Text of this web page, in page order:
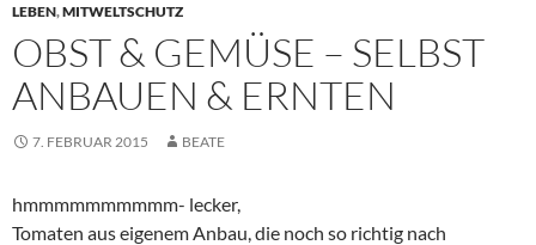
LEBEN,MITWELTSCHUTZ
OBST & GEMÜSE – SELBST
ANBAUEN & ERNTEN
7. FEBRUAR 2015 BEATE
hmmmmmmmmmm- lecker,
Tomaten aus eigenem Anbau, die noch so richtig nach